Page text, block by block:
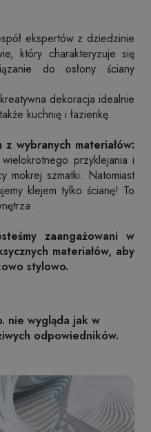
ekspertów z dziedzinie
który charakteryzuje się
do osłony ściany
dekoracja idealnie
kuchnię i łazienkę.
wybranych materiałów:
przyklejania i
mokrej szmatki. Natomiast
klejem tylko ścianę! To
zaangażowani w
materiałów, aby
stylowo.
nie wygląda jak w
odpowiedników.